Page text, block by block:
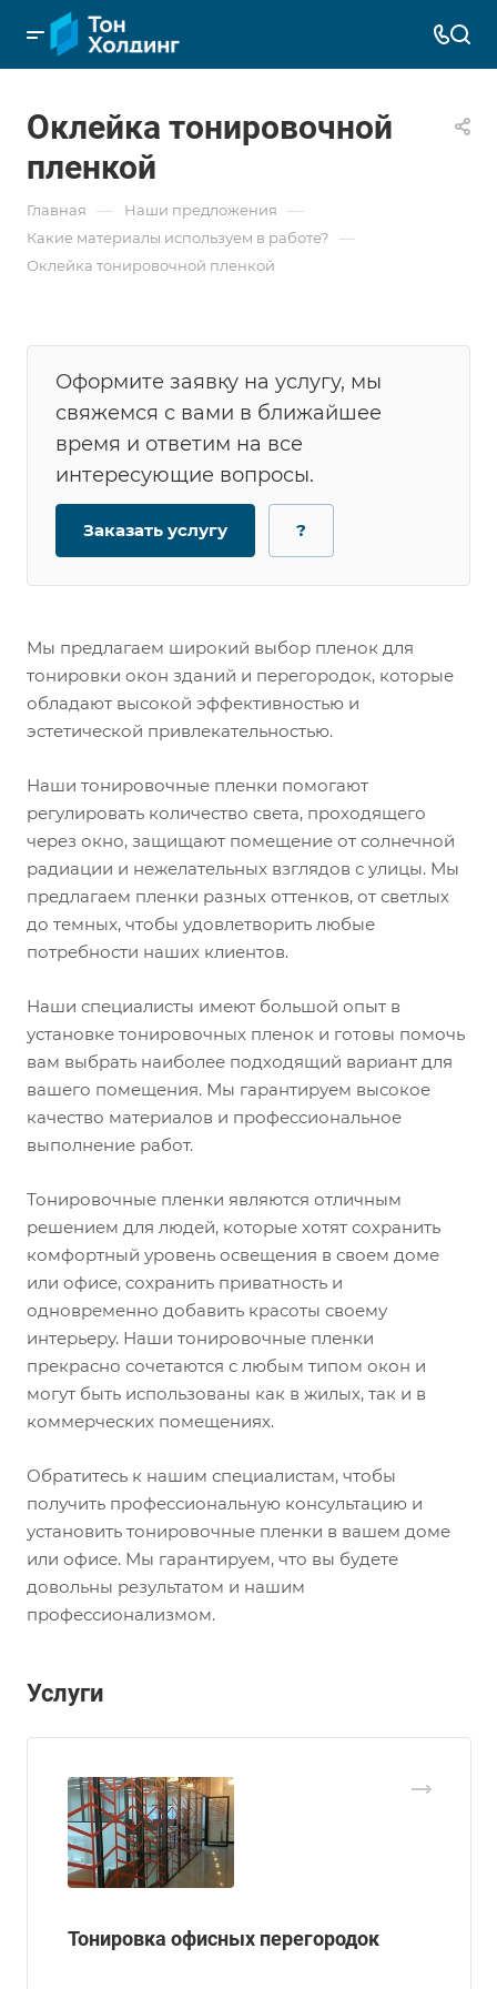
Оклейка тонировочной
пленкой
Главная — Наши предложения —
Какие материалы используем в работе? —
Оклейка тонировочной пленкой
Оформите заявку на услугу, мы
свяжемся с вами в ближайшее
время и ответим на все
интересующие вопросы.
Заказать услугу ?
Мы предлагаем широкий выбор пленок для
тонировки окон зданий и перегородок, которые
обладают высокой эффективностью и
эстетической привлекательностью.
Наши тонировочные пленки помогают
регулировать количество света, проходящего
через окно, защищают помещение от солнечной
радиации и нежелательных взглядов с улицы. Мы
предлагаем пленки разных оттенков, от светлых
до темных, чтобы удовлетворить любые
потребности наших клиентов.
Наши специалисты имеют большой опыт в
установке тонировочных пленок и готовы помочь
вам выбрать наиболее подходящий вариант для
вашего помещения. Мы гарантируем высокое
качество материалов и профессиональное
выполнение работ.
Тонировочные пленки являются отличным
решением для людей, которые хотят сохранить
комфортный уровень освещения в своем доме
или офисе, сохранить приватность и
одновременно добавить красоты своему
интерьеру. Наши тонировочные пленки
прекрасно сочетаются с любым типом окон и
могут быть использованы как в жилых, так и в
коммерческих помещениях.
Обратитесь к нашим специалистам, чтобы
получить профессиональную консультацию и
установить тонировочные пленки в вашем доме
или офисе. Мы гарантируем, что вы будете
довольны результатом и нашим
профессионализмом.
Услуги
Тонировка офисных перегородок